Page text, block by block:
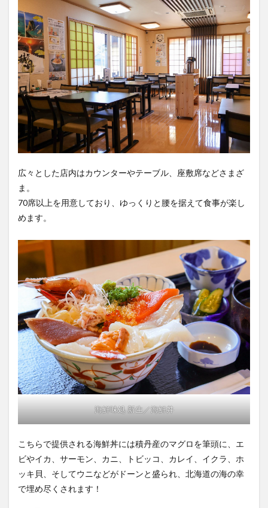
広々とした店内はカウンターやテーブル、座敷席などさまざ
ま。
70席以上を用意しており、ゆっくりと腰を据えて食事が楽し
めます。
海鮮味処 新生／海鮮丼
こちらで提供される海鮮丼には積丹産のマグロを筆頭に、エ
ビやイカ、サーモン、カニ、トビッコ、カレイ、イクラ、ホ
ッキ貝、そしてウニなどがドーンと盛られ、北海道の海の幸
で埋め尽くされます！